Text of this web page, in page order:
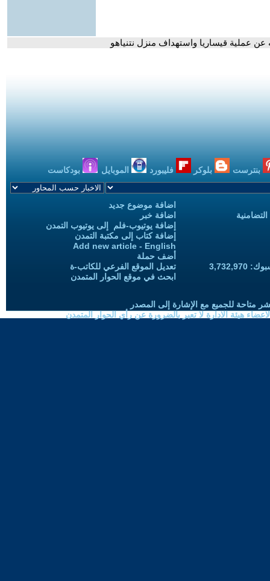
عملية قيساريا واستهداف منزل نتنياهو
بنترست بلوكر فليبورد الموبايل بودكاست
اضافة موضوع جديد
اضافة خبر
إضافة يوتيوب-فلم إلى يوتيوب التمدن
إضافة كتاب إلى مكتبة التمدن
Add new article - English
أضف حملة
تعديل الموقع الفرعي للكاتب-ة
ابحث في موقع الحوار المتمدن
متاحة للجميع مع الإشارة إلى المصدر
هيئة الادارة لا تعبر بالضرورة عن رأي الحوار المتمدن